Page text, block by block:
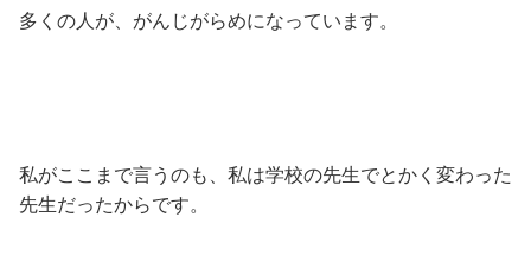
多くの人が、がんじがらめになっています。
私がここまで言うのも、私は学校の先生でとかく変わった
先生だったからです。